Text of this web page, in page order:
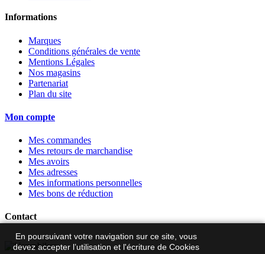
Informations
Marques
Conditions générales de vente
Mentions Légales
Nos magasins
Partenariat
Plan du site
Mon compte
Mes commandes
Mes retours de marchandise
Mes avoirs
Mes adresses
Mes informations personnelles
Mes bons de réduction
Contact
En poursuivant votre navigation sur ce site, vous
devez accepter l’utilisation et l'écriture de Cookies